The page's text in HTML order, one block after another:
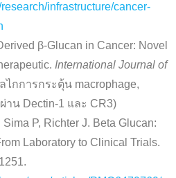
infrastructure/cancer-
β-Glucan in Cancer: Novel
International Journal of
ไกการกระตุ้น macrophage,
าน Dectin-1 และ CR3)
P, Richter J. Beta Glucan:
Laboratory to Clinical Trials.